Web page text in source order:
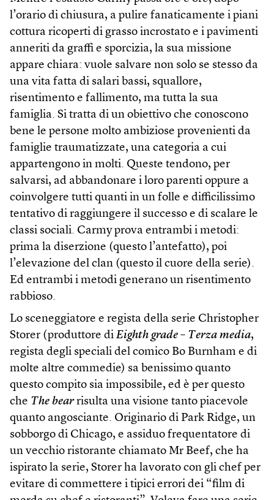
l’orario di chiusura, a pulire fanaticamente i piani
cottura ricoperti di grasso incrostato e i pavimenti
anneriti da graffi e sporcizia, la sua missione
appare chiara: vuole salvare non solo se stesso da
una vita fatta di salari bassi, squallore,
risentimento e fallimento, ma tutta la sua
famiglia. Si tratta di un obiettivo che conoscono
bene le persone molto ambiziose provenienti da
famiglie traumatizzate, una categoria a cui
appartengono in molti. Queste tendono, per
salvarsi, ad abbandonare i loro parenti oppure a
coinvolgere tutti quanti in un folle e difficilissimo
tentativo di raggiungere il successo e di scalare le
classi sociali. Carmy prova entrambi i metodi:
prima la diserzione (questo l’antefatto), poi
l’elevazione del clan (questo il cuore della serie).
Ed entrambi i metodi generano un risentimento
rabbioso.
Lo sceneggiatore e regista della serie Christopher
Storer (produttore di Eighth grade – Terza media,
regista degli speciali del comico Bo Burnham e di
molte altre commedie) sa benissimo quanto
questo compito sia impossibile, ed è per questo
che The bearrisulta una visione tanto piacevole
quanto angosciante. Originario di Park Ridge, un
sobborgo di Chicago, e assiduo frequentatore di
un vecchio ristorante chiamato Mr Beef, che ha
ispirato la serie, Storer ha lavorato con gli chef per
evitare di commettere i tipici errori dei “film di